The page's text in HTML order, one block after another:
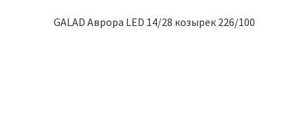
GALAD Аврора LED 14/28 козырек 226/100